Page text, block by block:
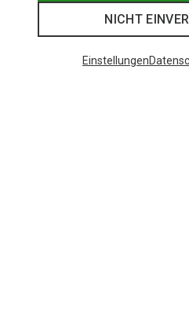
NICHT
Einstellungen